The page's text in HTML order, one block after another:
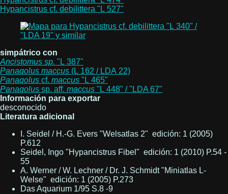
Hypancistrus cf. debilittera "L 527"
simpátrico con
Ancistomus sp. "L 387"
Panaqolus maccus (L 162 / LDA 22)
Panaqolus cf. maccus "L 465"
Panaqolus sp. aff. maccus "L 448" / "LDA 67"
Información para exportar
desconocido
Literatura adicional
I. Seidel / H.-G. Evers "Welsatlas 2" edición: 1 (2005)
P.612
Seidel, Ingo "Hypancistrus Fibel" edición: 1 (2010) P.54 -
55
A. Werner / W. Lechner / Dr. J. Schmidt "Miniatlas L-
Welse" edición: 1 (2005) P.273
Das Aquarium 1/95 S.8 -9